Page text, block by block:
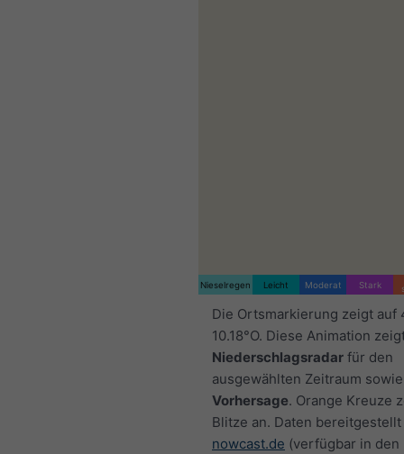
Nieselregen Leicht Moderat Stark
Die Ortsmarkierung zeigt auf
10.18°O. Diese Animation
Niederschlagsradar für den
ausgewählten Zeitraum
Vorhersage. Orange Kreuze
Blitze an. Daten
nowcast.de (verfügbar in den